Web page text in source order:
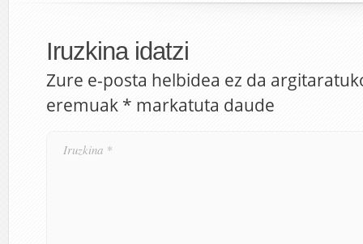
Iruzkina idatzi
Zure e-posta helbidea ez da
eremuak * markatuta daude